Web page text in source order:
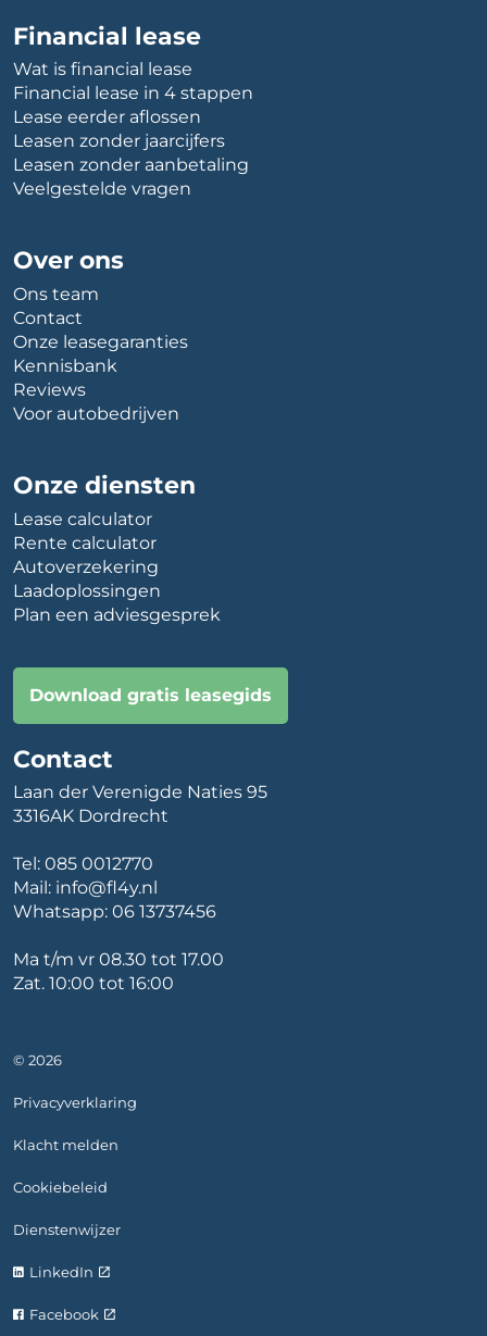
Financial lease
Wat is financial lease
Financial lease in 4 stappen
Lease eerder aflossen
Leasen zonder jaarcijfers
Leasen zonder aanbetaling
Veelgestelde vragen
Over ons
Ons team
Contact
Onze leasegaranties
Kennisbank
Reviews
Voor autobedrijven
Onze diensten
Lease calculator
Rente calculator
Autoverzekering
Laadoplossingen
Plan een adviesgesprek
Download gratis leasegids
Contact
Laan der Verenigde Naties 95
3316AK Dordrecht
Tel: 085 0012770
Mail: info@fl4y.nl
Whatsapp: 06 13737456
Ma t/m vr 08.30 tot 17.00
Zat. 10:00 tot 16:00
© 2026
Privacyverklaring
Klacht melden
Cookiebeleid
Dienstenwijzer
LinkedIn
Facebook